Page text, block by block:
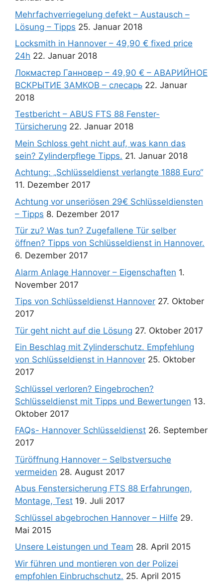
Mehrfachverriegelung defekt – Austausch –
Lösung – Tipps 25. Januar 2018
Locksmith in Hannover – 49,90 € fixed price
24h 22. Januar 2018
Локмастер Ганновер – 49,90 € – АВАРИЙНОЕ
ВСКРЫТИЕ ЗАМКОВ – слесарь 22. Januar
2018
Testbericht – ABUS FTS 88 Fenster-
Türsicherung 22. Januar 2018
Mein Schloss geht nicht auf, was kann das
sein? Zylinderpflege Tipps. 21. Januar 2018
Achtung: „Schlüsseldienst verlangte 1888 Euro“
11. Dezember 2017
Achtung vor unseriösen 29€ Schlüsseldiensten
– Tipps 8. Dezember 2017
Tür zu? Was tun? Zugefallene Tür selber
öffnen? Tipps von Schlüsseldienst in Hannover.
6. Dezember 2017
Alarm Anlage Hannover – Eigenschaften 1.
November 2017
Tips von Schlüsseldienst Hannover 27. Oktober
2017
Tür geht nicht auf die Lösung 27. Oktober 2017
Ein Beschlag mit Zylinderschutz. Empfehlung
von Schlüsseldienst in Hannover 25. Oktober
2017
Schlüssel verloren? Eingebrochen?
Schlüsseldienst mit Tipps und Bewertungen 13.
Oktober 2017
FAQs- Hannover Schlüsseldienst 26. September
2017
Türöffnung Hannover – Selbstversuche
vermeiden 28. August 2017
Abus Fenstersicherung FTS 88 Erfahrungen,
Montage, Test 19. Juli 2017
Schlüssel abgebrochen Hannover – Hilfe 29.
Mai 2015
Unsere Leistungen und Team 28. April 2015
Wir führen und montieren von der Polizei
empfohlen Einbruchschutz. 25. April 2015